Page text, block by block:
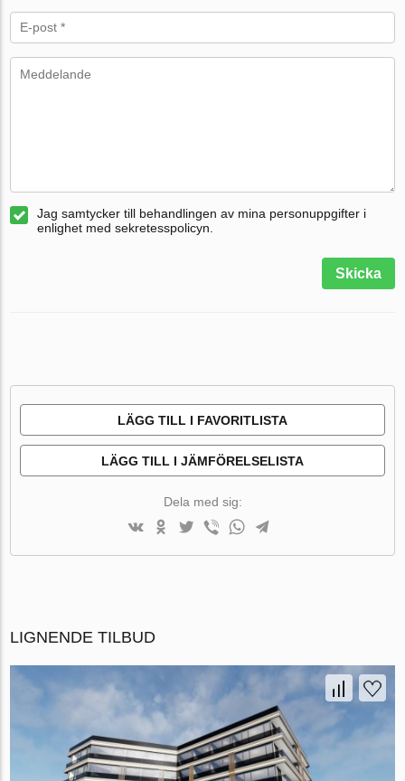
Jag samtycker till behandlingen av mina personuppgifter i
enlighet med sekretesspolicyn.
Skicka
LÄGG TILL I FAVORITLISTA
LÄGG TILL I JÄMFÖRELSELISTA
Dela med sig:
LIGNENDE TILBUD